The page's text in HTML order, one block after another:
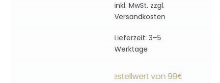
Menge
inkl. MwSt. zzgl.
Versandkosten
Lieferzeit: 3–5
Werktage
ab einem Bestellwert von 99€ innerhalb